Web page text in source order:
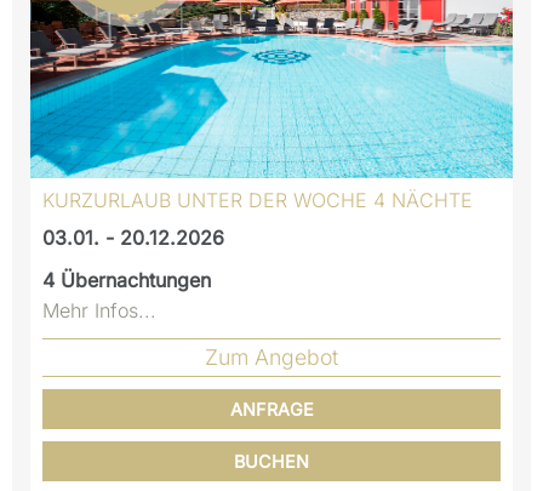
KURZURLAUB UNTER DER WOCHE 4 NÄCHTE
03.01. - 20.12.2026
4 Übernachtungen
Mehr Infos...
Zum Angebot
ANFRAGE
BUCHEN